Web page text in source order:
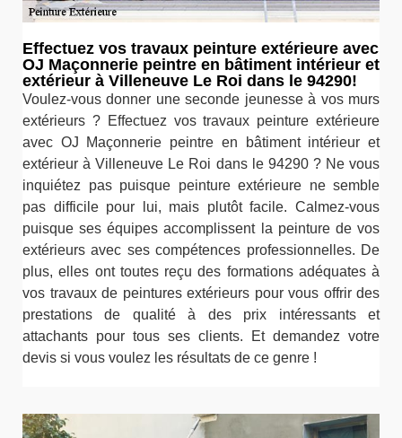
Effectuez vos travaux peinture extérieure avec
OJ Maçonnerie peintre en bâtiment intérieur et
extérieur à Villeneuve Le Roi dans le 94290!
Voulez-vous donner une seconde jeunesse à vos murs
extérieurs ? Effectuez vos travaux peinture extérieure
avec OJ Maçonnerie peintre en bâtiment intérieur et
extérieur à Villeneuve Le Roi dans le 94290 ? Ne vous
inquiétez pas puisque peinture extérieure ne semble
pas difficile pour lui, mais plutôt facile. Calmez-vous
puisque ses équipes accomplissent la peinture de vos
extérieurs avec ses compétences professionnelles. De
plus, elles ont toutes reçu des formations adéquates à
vos travaux de peintures extérieurs pour vous offrir des
prestations de qualité à des prix intéressants et
attachants pour tous ses clients. Et demandez votre
devis si vous voulez les résultats de ce genre !